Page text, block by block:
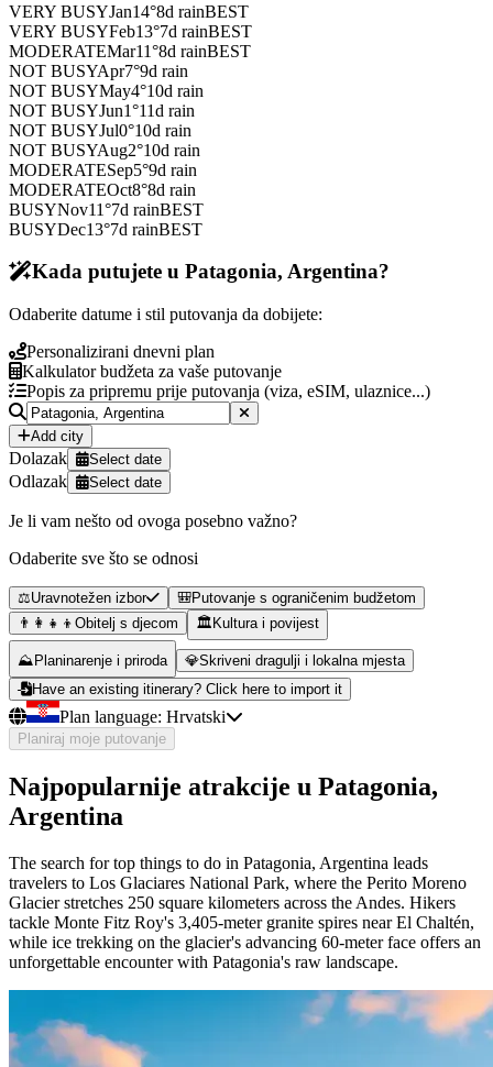
VERY BUSYJan14°8d rainBEST
VERY BUSYFeb13°7d rainBEST
MODERATEMar11°8d rainBEST
NOT BUSYApr7°9d rain
NOT BUSYMay4°10d rain
NOT BUSYJun1°11d rain
NOT BUSYJul0°10d rain
NOT BUSYAug2°10d rain
MODERATESep5°9d rain
MODERATEOct8°8d rain
BUSYNov11°7d rainBEST
BUSYDec13°7d rainBEST
Kada putujete u Patagonia, Argentina?
Odaberite datume i stil putovanja da dobijete:
Personalizirani dnevni plan
Kalkulator budžeta za vaše putovanje
Popis za pripremu prije putovanja (viza, eSIM, ulaznice...)
Add city
Dolazak Select date
Odlazak Select date
Je li vam nešto od ovoga posebno važno?
Odaberite sve što se odnosi
⚖️Uravnotežen izbor 🎒Putovanje s ograničenim budžetom
👨‍👩‍👧‍👦 Obitelj s djecom 🏛️ Kultura i povijest
⛰️ Planinarenje i priroda 💎Skriveni dragulji i lokalna mjesta
Have an existing itinerary? Click here to import it
Plan language: Hrvatski
Planiraj moje putovanje
Najpopularnije atrakcije u Patagonia,
Argentina
The search for top things to do in Patagonia, Argentina leads
travelers to Los Glaciares National Park, where the Perito Moreno
Glacier stretches 250 square kilometers across the Andes. Hikers
tackle Monte Fitz Roy's 3,405-meter granite spires near El Chaltén,
while ice trekking on the glacier's advancing 60-meter face offers an
unforgettable encounter with Patagonia's raw landscape.